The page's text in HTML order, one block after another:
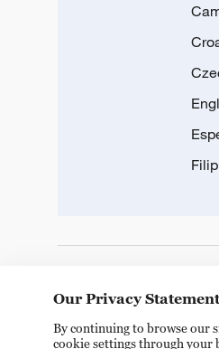
Our Privacy
By continuing to browse our
cookie settings through your